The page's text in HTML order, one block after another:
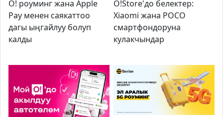
О! роуминг жана Apple
Pay менен саякаттоо
дагы ыңгайлуу болуп
калды
O!Store'до белектер:
Xiaomi жана POCO
смартфондоруна
кулакчындар